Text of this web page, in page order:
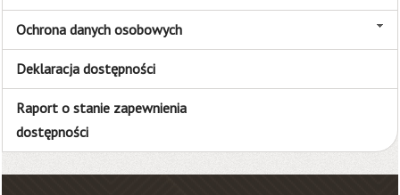
Ochrona danych osobowych
Deklaracja dostępności
Raport o stanie zapewnienia
dostępności